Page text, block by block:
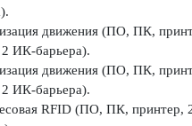
движения (ПО, ПК,
ИК-барьера).
движения (ПО, ПК,
ИК-барьера).
RFID (ПО, ПК, принтер,